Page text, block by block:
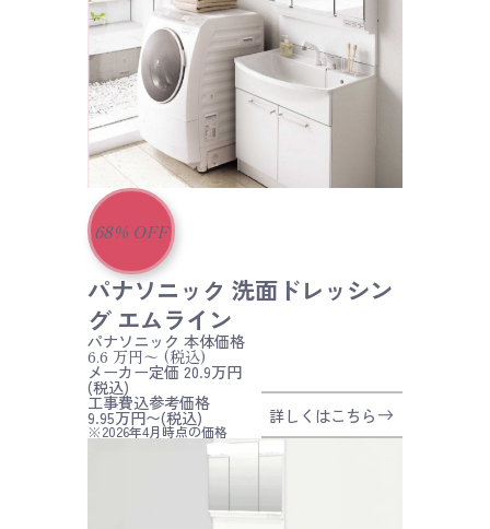
68% OFF
パナソニック 洗面ドレッシン
グ エムライン
パナソニック 本体価格
6.6 万円〜 (税込)
メーカー定価 20.9万円
(税込)
工事費込参考価格
9.95万円〜(税込)
※2026年4月時点の価格
詳しくはこちら